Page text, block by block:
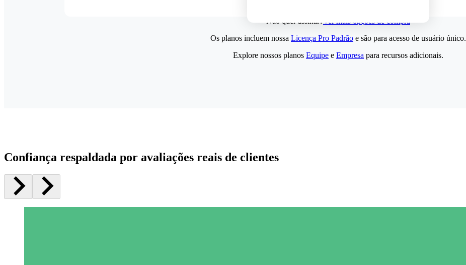
Não quer assinar?Ver mais opções de compra
Os planos incluem nossa Licença Pro Padrão e são para acesso de usuário único.
Explore nossos planos Equipe e Empresa para recursos adicionais.
Confiança respaldada por avaliações reais de clientes